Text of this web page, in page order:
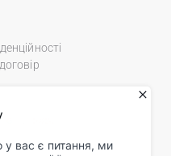
Rights Reserved.